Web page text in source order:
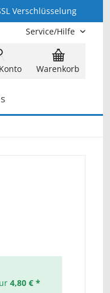
Verschlüsselung
Service/Hilfe
Warenkorb
4,80 € *